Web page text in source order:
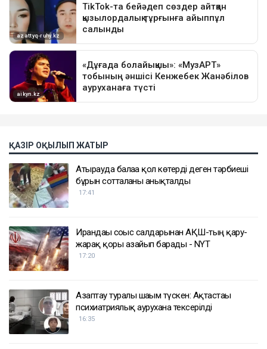
ҚАЗІР ОҚЫЛЫП ЖАТЫР
Атырауда балаға қол көтерді деген тәрбиеші
бұрын сотталғаны анықталды
17:41
Ирандағы соғыс салдарынан АҚШ-тың қару-
жарақ қоры азайып барады - NYT
17:20
Азаптау туралы шағым түскен: Ақтастағы
психиатриялық аурухана тексерілді
16:35